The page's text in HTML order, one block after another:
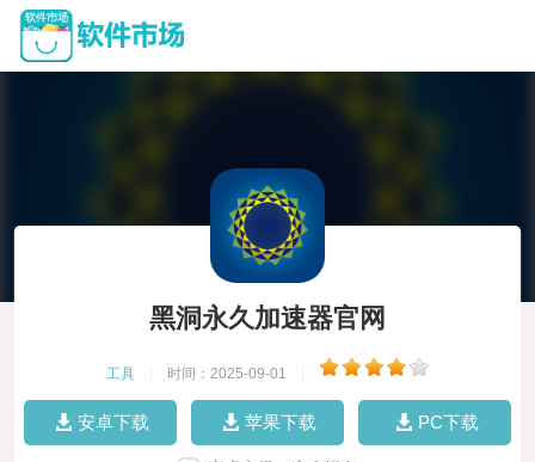
黑洞永久加速器官网
工具 时间：2025-09-01
安卓下载 苹果下载 PC下载